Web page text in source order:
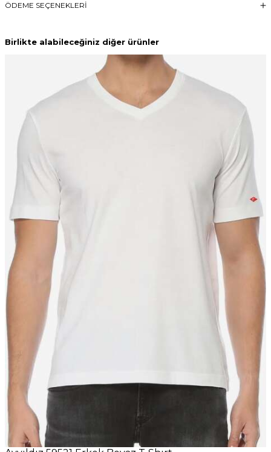
ÖDEME SEÇENEKLERI
Birlikte alabileceğiniz diğer ürünler